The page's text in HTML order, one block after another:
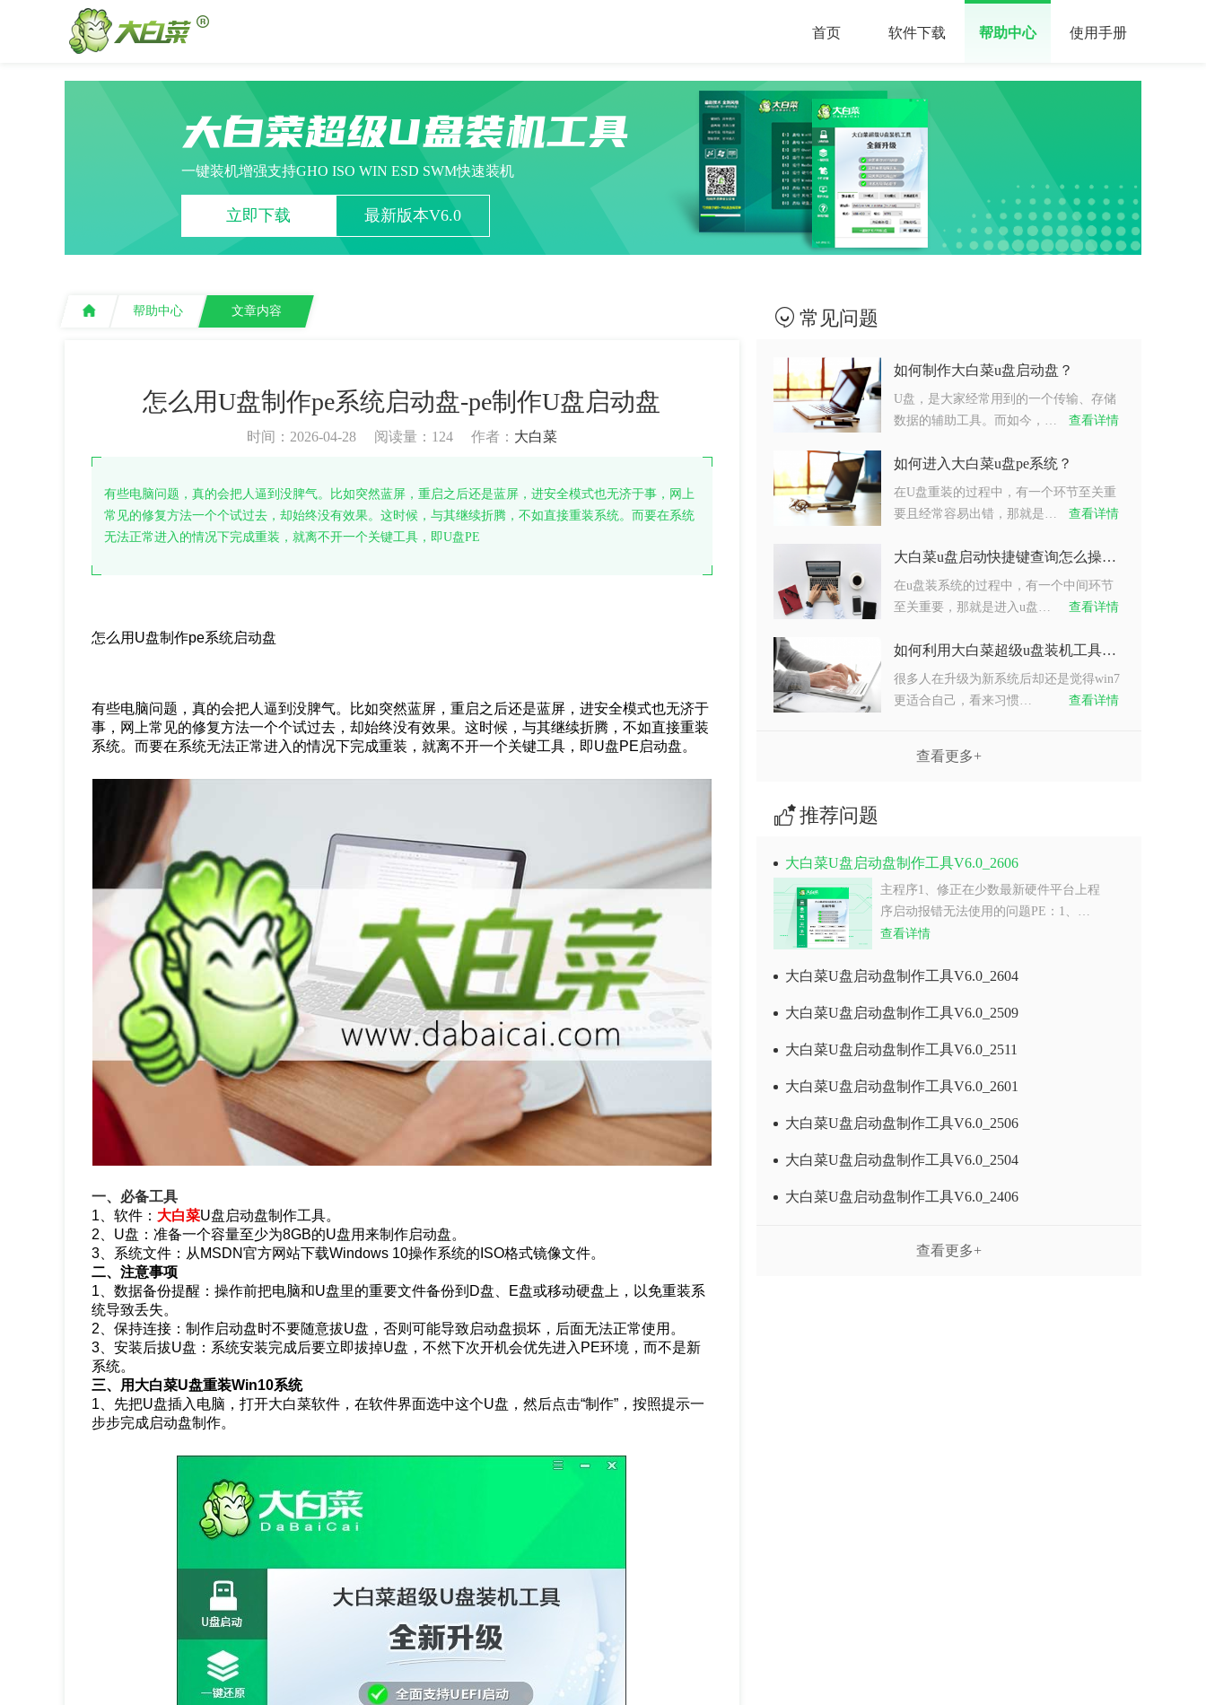
首页 软件下载 帮助中心 使用手册
大白菜超级U盘装机工具
一键装机增强支持GHO ISO WIN ESD SWM快速装机
立即下载 最新版本V6.0
帮助中心 文章内容
怎么用U盘制作pe系统启动盘-pe制作U盘启动盘
时间：2026-04-28 阅读量： 124 作者： 大白菜
有些电脑问题，真的会把人逼到没脾气。比如突然蓝屏，重启之后还是蓝屏，进安全模式也无济于事，网上
常见的修复方法一个个试过去，却始终没有效果。这时候，与其继续折腾，不如直接重装系统。而要在系统
无法正常进入的情况下完成重装，就离不开一个关键工具，即U盘PE
怎么用U盘制作pe系统启动盘
有些电脑问题，真的会把人逼到没脾气。比如突然蓝屏，重启之后还是蓝屏，进安全模式也无济于
事，网上常见的修复方法一个个试过去，却始终没有效果。这时候，与其继续折腾，不如直接重装
系统。而要在系统无法正常进入的情况下完成重装，就离不开一个关键工具，即U盘PE启动盘。
一、必备工具
1、软件： 大白菜U盘启动盘制作工具。
2、U盘：准备一个容量至少为8GB的U盘用来制作启动盘。
3、系统文件：从MSDN官方网站下载Windows 10操作系统的ISO格式镜像文件。
二、注意事项
1、数据备份提醒：操作前把电脑和U盘里的重要文件备份到D盘、E盘或移动硬盘上，以免重装系
统导致丢失。
2、保持连接：制作启动盘时不要随意拔U盘，否则可能导致启动盘损坏，后面无法正常使用。
3、安装后拔U盘：系统安装完成后要立即拔掉U盘，不然下次开机会优先进入PE环境，而不是新
系统。
三、用大白菜U盘重装Win10系统
1、先把U盘插入电脑，打开大白菜软件，在软件界面选中这个U盘，然后点击“制作”，按照提示一
步步完成启动盘制作。
常见问题
如何制作大白菜u盘启动盘？
U盘，是大家经常用到的一个传输、存储
数据的辅助工具。而如今，…
查看详情
如何进入大白菜u盘pe系统？
在U盘重装的过程中，有一个环节至关重
要且经常容易出错，那就是…
查看详情
大白菜u盘启动快捷键查询怎么操作？
在u盘装系统的过程中，有一个中间环节
至关重要，那就是进入u盘…
查看详情
如何利用大白菜超级u盘装机工具重装系统win7？
很多人在升级为新系统后却还是觉得win7
更适合自己，看来习惯…
查看详情
查看更多+
推荐问题
大白菜U盘启动盘制作工具V6.0_2606
主程序1、修正在少数最新硬件平台上程
序启动报错无法使用的问题PE：1、…
查看详情
大白菜U盘启动盘制作工具V6.0_2604
大白菜U盘启动盘制作工具V6.0_2509
大白菜U盘启动盘制作工具V6.0_2511
大白菜U盘启动盘制作工具V6.0_2601
大白菜U盘启动盘制作工具V6.0_2506
大白菜U盘启动盘制作工具V6.0_2504
大白菜U盘启动盘制作工具V6.0_2406
查看更多+